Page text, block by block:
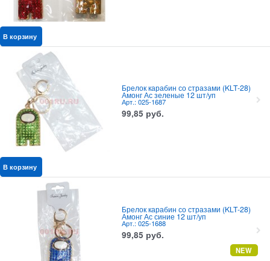
В корзину
Брелок карабин со стразами (KLT-28)
Амонг Ас зеленые 12 шт/уп
Арт.: 025-1687
99,85 руб.
В корзину
Брелок карабин со стразами (KLT-28)
Амонг Ас синие 12 шт/уп
Арт.: 025-1688
99,85 руб.
NEW